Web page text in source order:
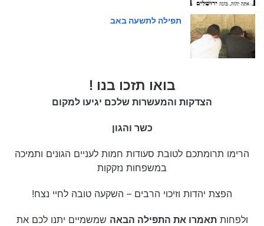
תפילה לתשעה באב
בואו תזכו בנו !
הצדקות והמעשרות שלכם יגיעו למקום
כשר והגון
הרימו תרומתכם לטובת סעודות חמות לעניים הגונים ותמיכה
במשפחות נזקקות
הפצת יהדות וזיכוי הרבים – השקעה טובה לחיי נצח!
ולפחותתאמרו את התפילה הבאה שמשמיים יתנו לכם את